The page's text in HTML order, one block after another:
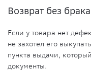
Возврат без брака
Если у товара нет
не захотел его
пункта выдачи,
документы.